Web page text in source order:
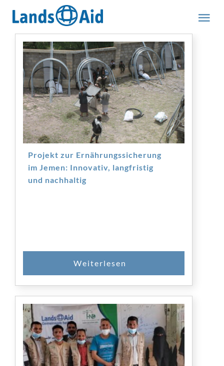
Inhalt
springen
HOME
PROJEKTE
ÜBER UNS
AKTUELLES
Projekt zur Ernährungssicherung
im Jemen: Innovativ, langfristig
und nachhaltig